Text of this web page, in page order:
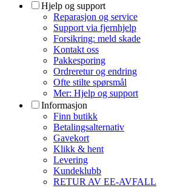
Hjelp og support
Reparasjon og service
Support via fjernhjelp
Forsikring: meld skade
Kontakt oss
Pakkesporing
Ordreretur og endring
Ofte stilte spørsmål
Mer: Hjelp og support
Informasjon
Finn butikk
Betalingsalternativ
Gavekort
Klikk & hent
Levering
Kundeklubb
RETUR AV EE-AVFALL